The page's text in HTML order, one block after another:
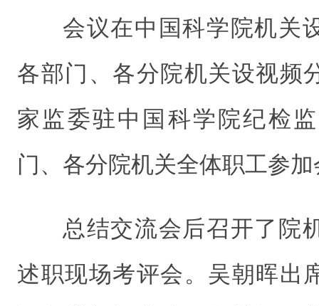
会议在中国科学院机关
各部门、各分院机关设视频
家监委驻中国科学院纪检
门、各分院机关全体职工参
总结交流会后召开了院
述职现场考评会。吴朝晖出